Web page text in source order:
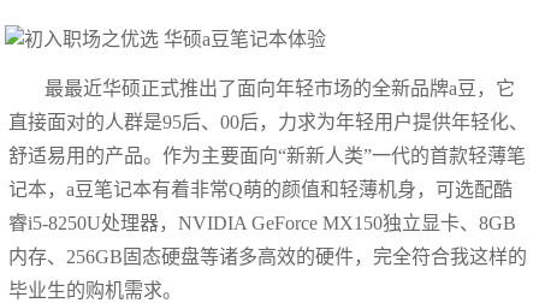
最最近华硕正式推出了面向年轻市场的全新品牌a豆，它
直接面对的人群是95后、00后，力求为年轻用户提供年轻化、
舒适易用的产品。作为主要面向“新新人类”一代的首款轻薄笔
记本，a豆笔记本有着非常Q萌的颜值和轻薄机身，可选配酷
睿i5-8250U处理器，NVIDIA GeForce MX150独立显卡、8GB
内存、256GB固态硬盘等诸多高效的硬件，完全符合我这样的
毕业生的购机需求。